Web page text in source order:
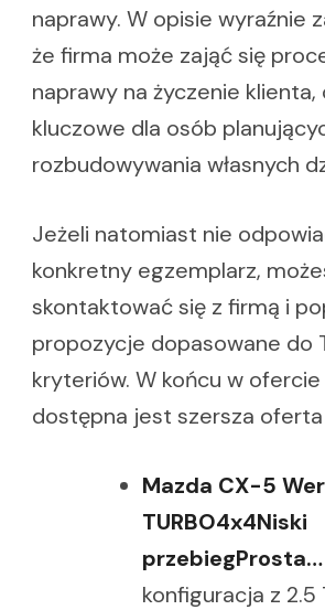
naprawy. W opisie wyraźnie
że firma może zająć się
naprawy na życzenie
kluczowe dla osób
rozbudowywania własnych
Jeżeli natomiast nie
konkretny egzemplarz,
skontaktować się z firmą i
propozycje dopasowane do
kryteriów. W końcu w ofercie
dostępna jest szersza oferta
Mazda CX-5
TURBO4x4Niski
przebiegProsta…
konfiguracja z 2.5